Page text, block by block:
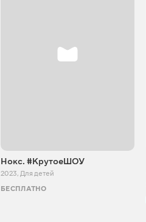
Нокс. #КрутоеШОУ
2023, Для детей
БЕСПЛАТНО